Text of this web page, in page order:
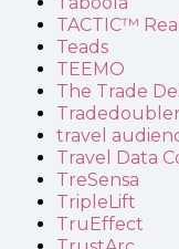
TACTIC™
Teads
TEEMO
The Trade
travel
Travel Data
TreSensa
TripleLift
TruEffect